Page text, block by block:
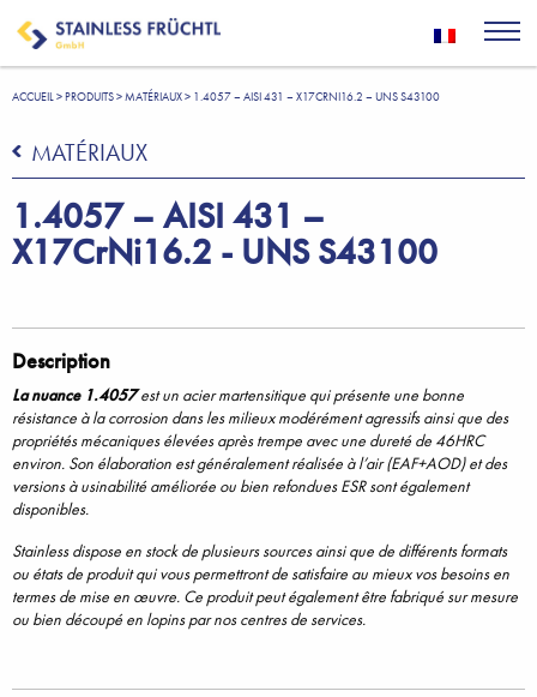
ACCUEIL>PRODUITS>MATÉRIAUX> 1.4057 – AISI 431 – X17CRNI16.2 – UNS S43100
MATÉRIAUX
1.4057 – AISI 431 –
X17CrNi16.2 - UNS S43100
Description
La nuance 1.4057est un acier martensitique qui présente une bonne
résistance à la corrosion dans les milieux modérément agressifs ainsi que des
propriétés mécaniques élevées après trempe avec une dureté de 46HRC
environ. Son élaboration est généralement réalisée à l’air (EAF+AOD) et des
versions à usinabilité améliorée ou bien refondues ESR sont également
disponibles.
Stainless dispose en stock de plusieurs sources ainsi que de différents formats
ou états de produit qui vous permettront de satisfaire au mieux vos besoins en
termes de mise en œuvre. Ce produit peut également être fabriqué sur mesure
ou bien découpé en lopins par nos centres de services.